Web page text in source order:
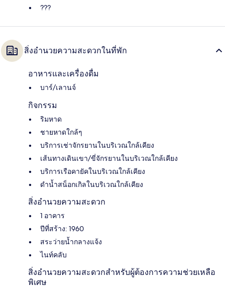
???
สิ่งอำนวยความสะดวกในที่พัก
อาหารและเครื่องดื่ม
บาร์/เลานจ์
กิจกรรม
ริมหาด
ชายหาดใกล้ๆ
บริการเช่าจักรยานในบริเวณใกล้เคียง
เส้นทางเดินเขา/ขี่จักรยานในบริเวณใกล้เคียง
บริการเรือคายัคในบริเวณใกล้เคียง
ดำน้ำสน็อกเกิลในบริเวณใกล้เคียง
สิ่งอำนวยความสะดวก
1 อาคาร
ปีที่สร้าง: 1960
สระว่ายน้ำกลางแจ้ง
ไนท์คลับ
สิ่งอำนวยความสะดวกสำหรับผู้ต้องการความช่วยเหลือ
พิเศษ